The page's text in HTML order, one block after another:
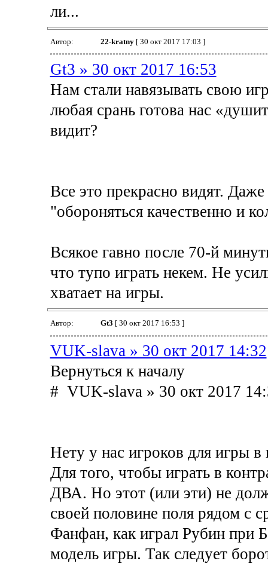
ли...
Автор: 22-kratny[ 30 окт 2017 17:03 ]
Gt3 » 30 окт 2017 16:53
Нам стали навязывать свою
любая срань готова нас
видит?
Все это прекрасно видят.
"обороняться качественно и
Всякое гавно после 70-й
что тупо играть некем. Не
хватает на игры.
Автор: Gt3 [ 30 окт 2017 16:53 ]
VUK-slava » 30 окт 2017 14:32
Вернуться к началу
# VUK-slava » 30 окт 2017
Нету у нас игроков для игры в
Для того, чтобы играть в
ДВА. Но этот (или эти) не
своей половине поля рядом с
Фанфан, как играл Рубин при
модель игры. Так следует